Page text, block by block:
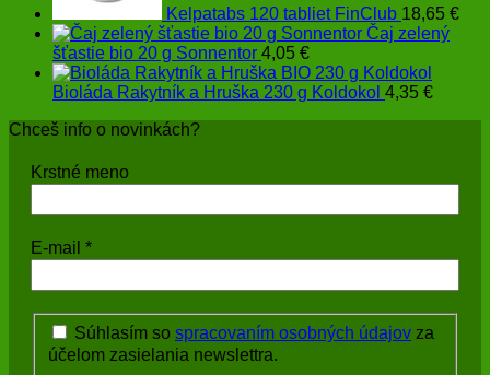
Kelpatabs 120 tabliet FinClub 18,65 €
Čaj zelený
šťastie bio 20 g Sonnentor 4,05 €
Bioláda Rakytník a Hruška 230 g Koldokol 4,35 €
Chceš info o novinkách?
Krstné meno
E-mail *
Súhlasím so spracovaním osobných údajov za
účelom zasielania newslettra.